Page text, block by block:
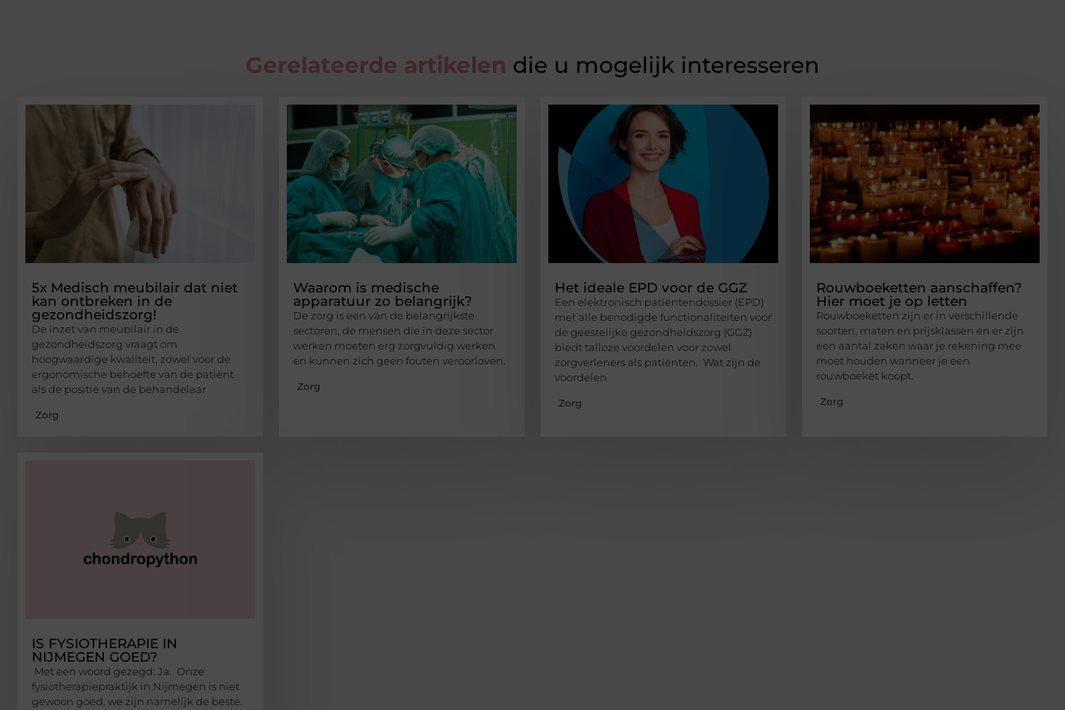
Gerelateerde artikelen die u mogelijk interesseren
5x Medisch meubilair dat niet
kan ontbreken in de
gezondheidszorg!
De inzet van meubilair in de
gezondheidszorg vraagt om
hoogwaardige kwaliteit, zowel voor de
ergonomische behoefte van de patiënt
als de positie van de behandelaar
Zorg
Waarom is medische
apparatuur zo belangrijk?
De zorg is een van de belangrijkste
sectoren, de mensen die in deze sector
werken moeten erg zorgvuldig werken
en kunnen zich geen fouten veroorloven.
Zorg
Het ideale EPD voor de GGZ
Een elektronisch patiëntendossier (EPD)
met alle benodigde functionaliteiten voor
de geestelijke gezondheidszorg (GGZ)
biedt talloze voordelen voor zowel
zorgverleners als patiënten. Wat zijn de
voordelen
Zorg
Rouwboeketten aanschaffen?
Hier moet je op letten
Rouwboeketten zijn er in verschillende
soorten, maten en prijsklassen en er zijn
een aantal zaken waar je rekening mee
moet houden wanneer je een
rouwboeket koopt.
Zorg
IS FYSIOTHERAPIE IN
NIJMEGEN GOED?
Met een woord gezegd: Ja. Onze
fysiotherapiepraktijk in Nijmegen is niet
gewoon goed, we zijn namelijk de beste.